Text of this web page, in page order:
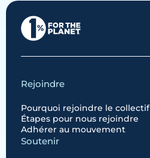
Rejoindre
Pourquoi rejoindre le collectif
Étapes pour nous rejoindre
Adhérer au mouvement
Soutenir